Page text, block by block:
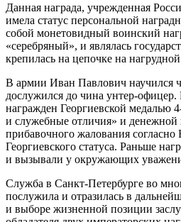
Данная награда, учрежденная Росси
имела статус персональной
собой монетовидный воинский
«серебряный», и являлась
крепилась на цепочке на
В армии Иван Павлович научился
дослужился до чина унтер-
награжден Георгиевской медалью
и служебные отличия» и денежной
прибавочного жалования
Георгиевского статуса. Раньше
и вызывали у окружающих
Служба в Санкт-Петербурге во
послужила и отразилась в
и выборе жизненной позиции